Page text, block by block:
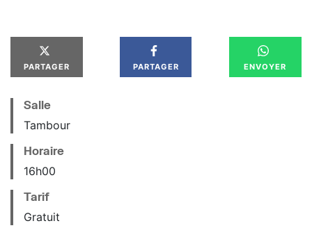
PARTAGER PARTAGER ENVOYER
Salle
Tambour
Horaire
16h00
Tarif
Gratuit